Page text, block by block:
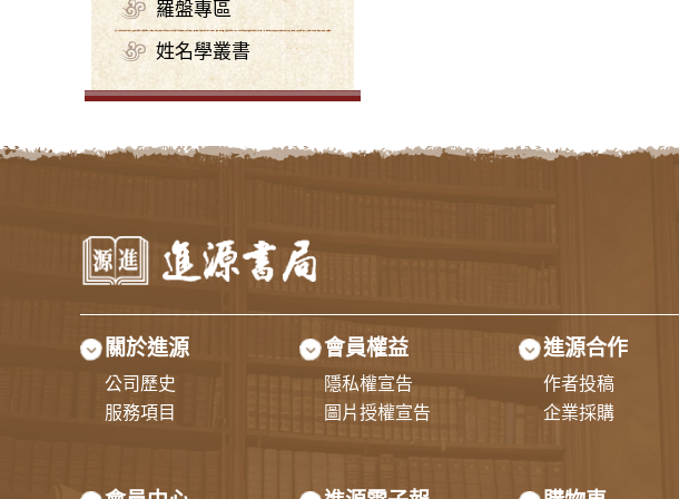
羅盤專區
姓名學叢書
關於進源
公司歷史
服務項目
會員權益
隱私權宣告
圖片授權宣告
進源合作
作者投稿
企業採購